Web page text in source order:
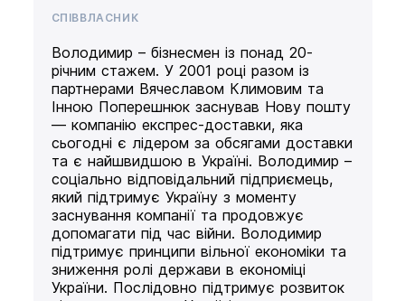
СПІВВЛАСНИК
Володимир – бізнесмен із понад 20-
річним стажем. У 2001 році разом із
партнерами Вячеславом Климовим та
Інною Поперешнюк заснував Нову пошту
— компанію експрес-доставки, яка
сьогодні є лідером за обсягами доставки
та є найшвидшою в Україні. Володимир –
соціально відповідальний підприємець,
який підтримує Україну з моменту
заснування компанії та продовжує
допомагати під час війни. Володимир
підтримує принципи вільної економіки та
зниження ролі держави в економіці
України. Послідовно підтримує розвиток